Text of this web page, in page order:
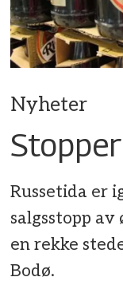
Nyheter
Russetida er
salgsstopp av
en rekke
Bodø.